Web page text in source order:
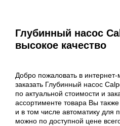
Глубинный насос
высокое качество
Добро пожаловать в
заказать Глубинный насос
по актуальной стоимости и
ассортименте товара Вы
и в том числе автоматику для
можно по доступной цене